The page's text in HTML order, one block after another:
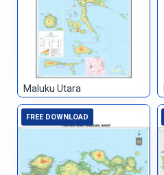
Maluku Utara
FREE DOWNLOAD